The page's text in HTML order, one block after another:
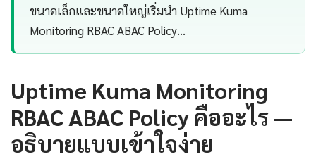
ขนาดเล็กและขนาดใหญ่เริ่มนำ Uptime Kuma
Monitoring RBAC ABAC Policy…
Uptime Kuma Monitoring
RBAC ABAC Policy คืออะไร —
อธิบายแบบเข้าใจง่าย